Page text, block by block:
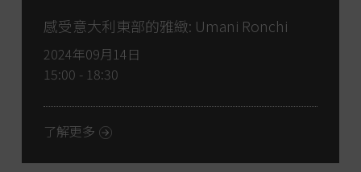
感受意大利東部的雅緻: Umani Ronchi
2024年09月14日
15:00 - 18:30
了解更多